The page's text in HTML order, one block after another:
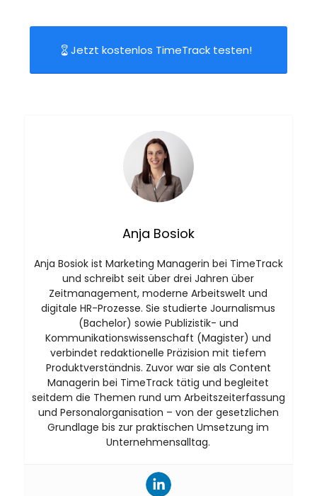
Jetzt kostenlos TimeTrack testen!
Anja Bosiok
Anja Bosiok ist Marketing Managerin bei TimeTrack
und schreibt seit über drei Jahren über
Zeitmanagement, moderne Arbeitswelt und
digitale HR-Prozesse. Sie studierte Journalismus
(Bachelor) sowie Publizistik- und
Kommunikationswissenschaft (Magister) und
verbindet redaktionelle Präzision mit tiefem
Produktverständnis. Zuvor war sie als Content
Managerin bei TimeTrack tätig und begleitet
seitdem die Themen rund um Arbeitszeiterfassung
und Personalorganisation – von der gesetzlichen
Grundlage bis zur praktischen Umsetzung im
Unternehmensalltag.